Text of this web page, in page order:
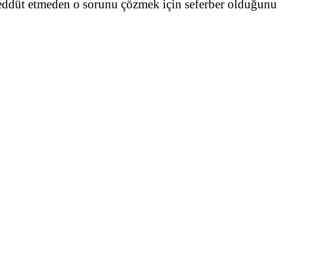
etmeden o sorunu çözmek için seferber olduğunu